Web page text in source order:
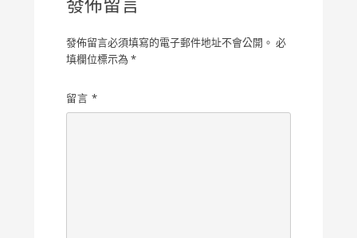
發佈留言必須填寫的電子郵件地址不會公開。 必
填欄位標示為 *
留言 *